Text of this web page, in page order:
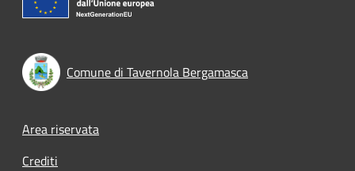
Comune di Tavernola Bergamasca
Footer menu
Area riservata
Crediti